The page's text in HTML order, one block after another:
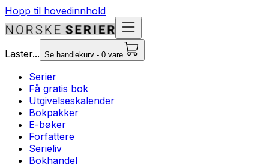
Hopp til hovedinnhold
Laster... Se handlekurv - 0 vare
Serier
Få gratis bok
Utgivelseskalender
Bokpakker
E-bøker
Forfattere
Serieliv
Bokhandel